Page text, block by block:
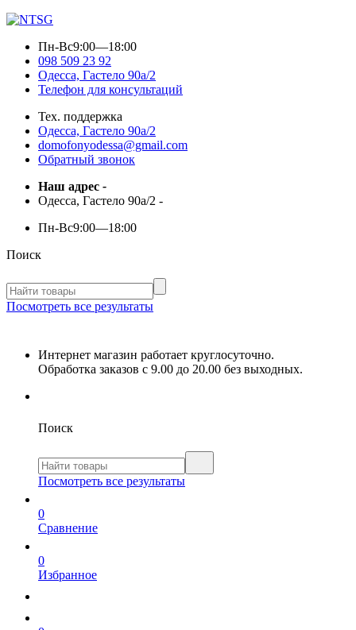
Пн-Вс9:00—18:00
098 509 23 92
Одесса, Гастело 90а/2
Телефон для консультаций
Тех. поддержка
Одесса, Гастело 90а/2
domofonyodessa@gmail.com
Обратный звонок
Наш адрес -
Одесса, Гастело 90а/2 -
Пн-Вс9:00—18:00
Поиск
Посмотреть все результаты
Интернет магазин работает круглосуточно.
Обработка заказов с 9.00 до 20.00 без выходных.
Поиск
Посмотреть все результаты
0
Сравнение
0
Избранное